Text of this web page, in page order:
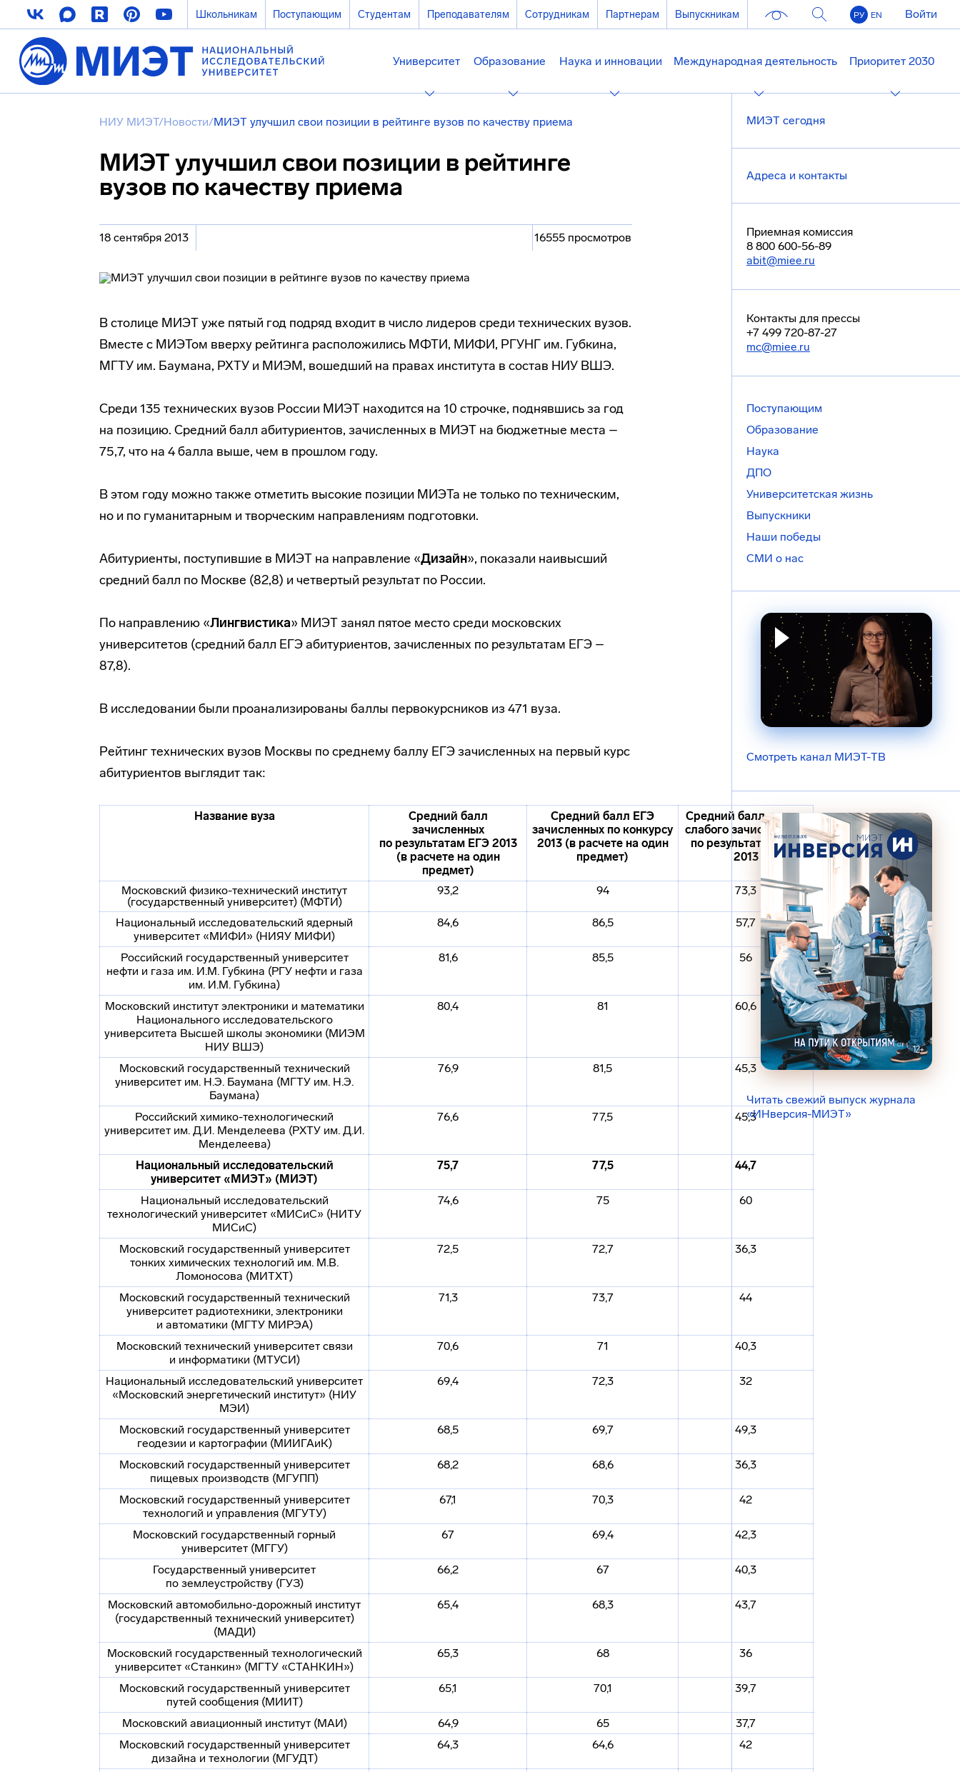
Школьникам Поступающим Студентам Преподавателям Сотрудникам Партнерам Выпускникам РУ EN Войти
Университет Образование Наука и инновации Международная деятельность Приоритет 2030
НИУ МИЭТ/Новости/МИЭТ улучшил свои позиции в рейтинге вузов по качеству приема
МИЭТ улучшил свои позиции в рейтинге
вузов по качеству приема
18 сентября 2013 16555 просмотров
В столице МИЭТ уже пятый год подряд входит в число лидеров среди технических вузов.
Вместе с МИЭТом вверху рейтинга расположились МФТИ, МИФИ, РГУНГ им. Губкина,
МГТУ им. Баумана, РХТУ и МИЭМ, вошедший на правах института в состав НИУ ВШЭ.
Среди 135 технических вузов России МИЭТ находится на 10 строчке, поднявшись за год
на позицию. Средний балл абитуриентов, зачисленных в МИЭТ на бюджетные места –
75,7, что на 4 балла выше, чем в прошлом году.
В этом году можно также отметить высокие позиции МИЭТа не только по техническим,
но и по гуманитарным и творческим направлениям подготовки.
Абитуриенты, поступившие в МИЭТ на направление «Дизайн», показали наивысший
средний балл по Москве (82,8) и четвертый результат по России.
По направлению «Лингвистика» МИЭТ занял пятое место среди московских
университетов (средний балл ЕГЭ абитуриентов, зачисленных по результатам ЕГЭ –
87,8).
В исследовании были проанализированы баллы первокурсников из 471 вуза.
Рейтинг технических вузов Москвы по среднему баллу ЕГЭ зачисленных на первый курс
абитуриентов выглядит так:
Название вуза
Средний балл
зачисленных
по результатам ЕГЭ 2013
(в расчете на один
предмет)
Средний балл ЕГЭ
зачисленных по конкурсу
2013 (в расчете на один
предмет)
Средний балл самого
слабого зачисленного
по результатам ЕГЭ
2013
Московский физико-технический институт
(государственный университет) (МФТИ)
93,2 94 73,3
Национальный исследовательский ядерный
университет «МИФИ» (НИЯУ МИФИ)
84,6 86,5 57,7
Российский государственный университет
нефти и газа им. И.М. Губкина (РГУ нефти и газа
им. И.М. Губкина)
81,6 85,5 56
Московский институт электроники и математики
Национального исследовательского
университета Высшей школы экономики (МИЭМ
НИУ ВШЭ)
80,4 81 60,6
Московский государственный технический
университет им. Н.Э. Баумана (МГТУ им. Н.Э.
Баумана)
76,9 81,5 45,3
Российский химико-технологический
университет им. Д.И. Менделеева (РХТУ им. Д.И.
Менделеева)
76,6 77,5 45,3
Национальный исследовательский
университет «МИЭТ» (МИЭТ)
75,7 77,5 44,7
Национальный исследовательский
технологический университет «МИСиС» (НИТУ
МИСиС)
74,6 75 60
Московский государственный университет
тонких химических технологий им. М.В.
Ломоносова (МИТХТ)
72,5 72,7 36,3
Московский государственный технический
университет радиотехники, электроники
и автоматики (МГТУ МИРЭА)
71,3 73,7 44
Московский технический университет связи
и информатики (МТУСИ)
70,6 71 40,3
Национальный исследовательский университет
«Московский энергетический институт» (НИУ
МЭИ)
69,4 72,3 32
Московский государственный университет
геодезии и картографии (МИИГАиК)
68,5 69,7 49,3
Московский государственный университет
пищевых производств (МГУПП)
68,2 68,6 36,3
Московский государственный университет
технологий и управления (МГУТУ)
67,1 70,3 42
Московский государственный горный
университет (МГГУ)
67 69,4 42,3
Государственный университет
по землеустройству (ГУЗ)
66,2 67 40,3
Московский автомобильно-дорожный институт
(государственный технический университет)
(МАДИ)
65,4 68,3 43,7
Московский государственный технологический
университет «Станкин» (МГТУ «СТАНКИН»)
65,3 68 36
Московский государственный университет
путей сообщения (МИИТ)
65,1 70,1 39,7
Московский авиационный институт (МАИ) 64,9 65
37,7
Московский государственный университет
дизайна и технологии (МГУДТ)
64,3 64,6 42
МИЭТ сегодня
Адреса и контакты
Приемная комиссия
8 800 600-56-89
abit@miee.ru
Контакты для прессы
+7 499 720-87-27
mc@miee.ru
Поступающим
Образование
Наука
ДПО
Университетская жизнь
Выпускники
Наши победы
СМИ о нас
Смотреть канал МИЭТ-ТВ
Читать свежий выпуск журнала
«ИНверсия-МИЭТ»